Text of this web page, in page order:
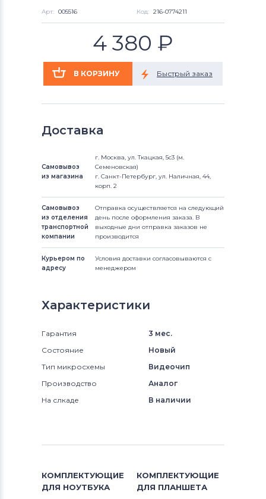
Арт: 005516 Код: 216-0774211
4 380 ₽
Доставка
Самовывоз
из магазина
г. Москва, ул. Ткацкая, 5с3 (м.
Семеновская)
г. Санкт-Петербург, ул. Наличная, 44,
корп. 2
Самовывоз
из отделения
транспортной
компании
Отправка осуществляется на следующий
день после оформления заказа. В
выходные дни отправка заказов не
производится
Курьером по
адресу
Условия доставки согласовываются с
менеджером
Характеристики
Гарантия
3 мес.
Состояние
Новый
Тип микросхемы
Видеочип
Производство
Аналог
На слкаде
В наличии
КОМПЛЕКТУЮЩИЕ
ДЛЯ НОУТБУКА
КОМПЛЕКТУЮЩИЕ
ДЛЯ ПЛАНШЕТА